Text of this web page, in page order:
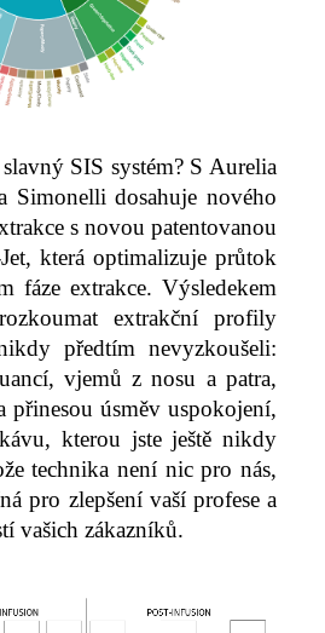
SIS systém? S Aurelia
Simonelli dosahuje nového
s novou patentovanou
která optimalizuje průtok
fáze extrakce. Výsledekem
extrakční profily
předtím nevyzkoušeli:
vjemů z nosu a patra,
přinesou úsměv uspokojení,
kterou jste ještě nikdy
technika není nic pro nás,
pro zlepšení vaší profese a
vašich zákazníků.